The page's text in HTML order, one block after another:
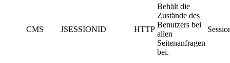
CMS JSESSIONID HTTP
Behält die
Zustände des
Benutzers bei
allen
Seitenanfragen
bei.